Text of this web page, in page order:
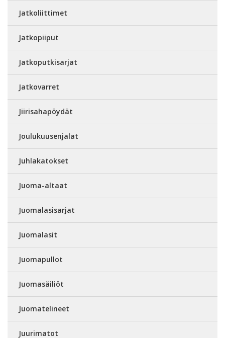
Jatkoliittimet
Jatkopiiput
Jatkoputkisarjat
Jatkovarret
Jiirisahapöydät
Joulukuusenjalat
Juhlakatokset
Juoma-altaat
Juomalasisarjat
Juomalasit
Juomapullot
Juomasäiliöt
Juomatelineet
Juurimatot